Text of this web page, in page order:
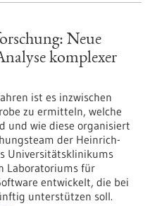
Neue
komplexer
ist es inzwischen
zu ermitteln, welche
und wie diese organisiert
der Heinrich-
Universitätsklinikums
Laboratoriums für
entwickelt, die bei
unterstützen soll.